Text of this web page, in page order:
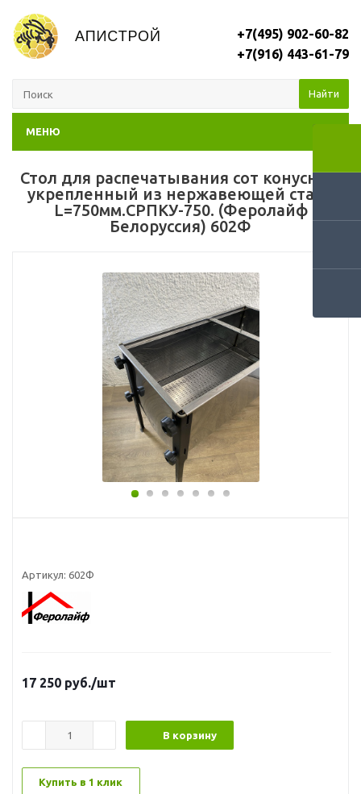
+7(495) 902-60-82
+7(916) 443-61-79
Найти
МЕНЮ
Стол для распечатывания сот конусный
укрепленный из нержавеющей стали
L=750мм.СРПКУ-750. (Феролайф
Белоруссия) 602Ф
Артикул: 602Ф
17 250 руб./шт
В корзину
Купить в 1 клик